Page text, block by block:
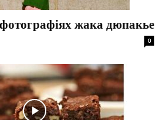
жака дюпакье
0